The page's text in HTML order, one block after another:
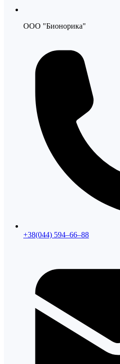
ООО "Бионорика"
+38(044) 594–66–88